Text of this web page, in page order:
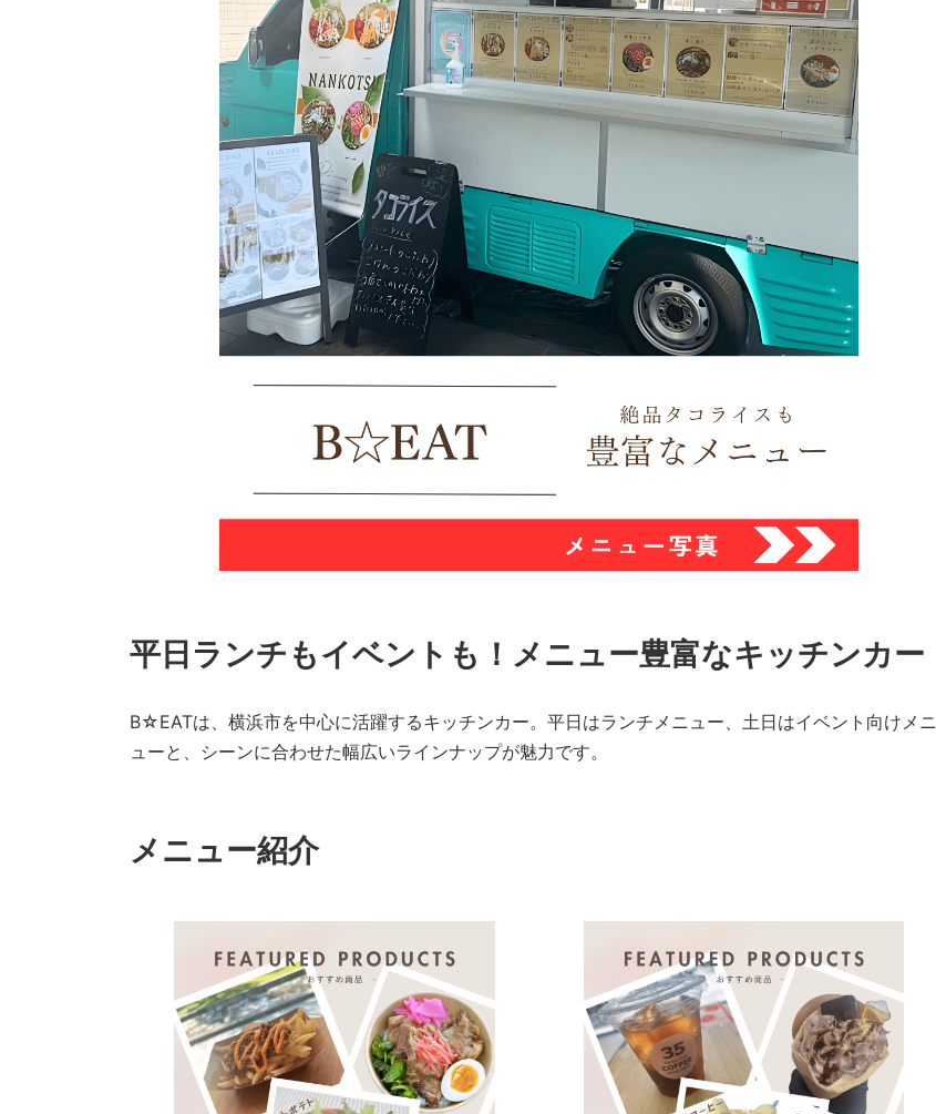
平日ランチもイベントも！メニュー豊富なキッチンカー
B☆EATは、横浜市を中心に活躍するキッチンカー。平日はランチメニュー、土日はイベント向けメニ
ューと、シーンに合わせた幅広いラインナップが魅力です。
メニュー紹介